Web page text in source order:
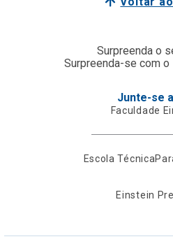
Surpreenda o
Surpreenda-se com o
Junte-se
Faculdade
Escola Técnica
Einstein